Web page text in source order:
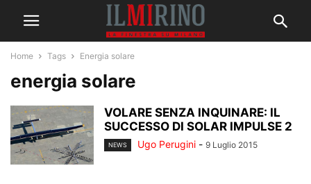
Home Tags Energia solare
energia solare
VOLARE SENZA INQUINARE: IL
SUCCESSO DI SOLAR IMPULSE 2
NEWS Ugo Perugini - 9 Luglio 2015